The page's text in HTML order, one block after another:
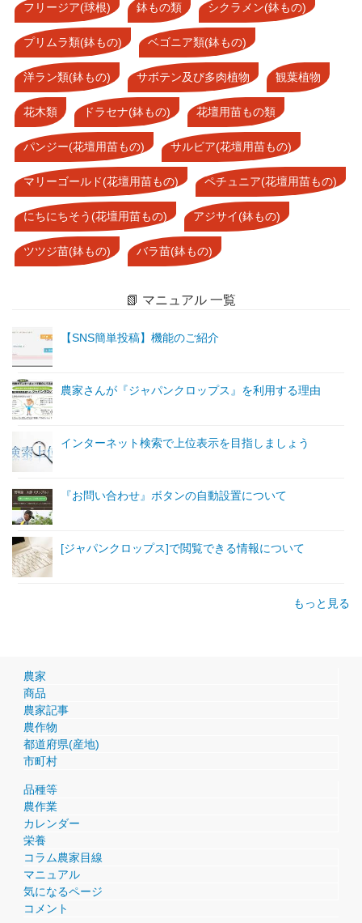
フリージア(球根) 鉢もの類 シクラメン(鉢もの)
プリムラ類(鉢もの) ベゴニア類(鉢もの)
洋ラン類(鉢もの) サボテン及び多肉植物 観葉植物
花木類 ドラセナ(鉢もの) 花壇用苗もの類
パンジー(花壇用苗もの) サルビア(花壇用苗もの)
マリーゴールド(花壇用苗もの) ペチュニア(花壇用苗もの)
にちにちそう(花壇用苗もの) アジサイ(鉢もの)
ツツジ苗(鉢もの) バラ苗(鉢もの)
📗 マニュアル 一覧
【SNS簡単投稿】機能のご紹介
農家さんが『ジャパンクロップス』を利用する理由
インターネット検索で上位表示を目指しましょう
『お問い合わせ』ボタンの自動設置について
[ジャパンクロップス]で閲覧できる情報について
もっと見る
農家
商品
農家記事
農作物
都道府県(産地)
市町村
品種等
農作業
カレンダー
栄養
コラム農家目線
マニュアル
気になるページ
コメント